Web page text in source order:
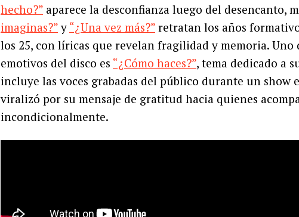
hecho?” aparece la desconfianza luego del desencanto,
imaginas?”y “¿Una vez más?” retratan los años
los 25, con líricas que revelan fragilidad y memoria. Uno
emotivos del disco es “¿Cómo haces?”, tema dedicado a
incluye las voces grabadas del público durante un show
viralizó por su mensaje de gratitud hacia quienes
incondicionalmente.